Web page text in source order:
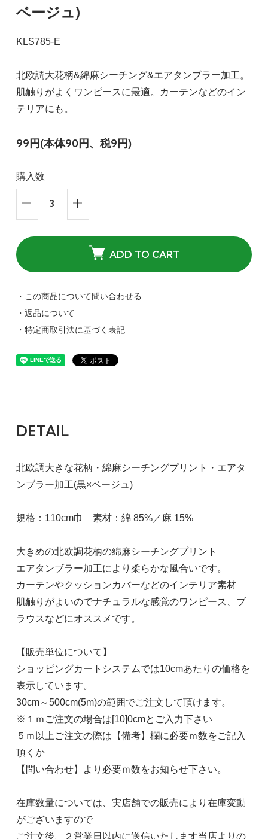
ベージュ)
KLS785-E
北欧調大花柄&綿麻シーチング&エアタンブラー加工。
肌触りがよくワンピースに最適。カーテンなどのイン
テリアにも。
99円(本体90円、税9円)
購入数
ADD TO CART
・この商品について問い合わせる
・返品について
・特定商取引法に基づく表記
DETAIL
北欧調大きな花柄・綿麻シーチングプリント・エアタ
ンブラー加工(黒×ベージュ)
規格：110cm巾 素材：綿 85%／麻 15%
大きめの北欧調花柄の綿麻シーチングプリント
エアタンブラー加工により柔らかな風合いです。
カーテンやクッションカバーなどのインテリア素材
肌触りがよいのでナチュラルな感覚のワンピース、ブ
ラウスなどにオススメです。
【販売単位について】
ショッピングカートシステムでは10cmあたりの価格を
表示しています。
30cm～500cm(5m)の範囲でご注文して頂けます。
※１ｍご注文の場合は[10]0cmとご入力下さい
５ｍ以上ご注文の際は【備考】欄に必要ｍ数をご記入
頂くか
【問い合わせ】より必要ｍ数をお知らせ下さい。
在庫数量については、実店舗での販売により在庫変動
がございますので
ご注文後、２営業日以内に送信いたします当店よりの